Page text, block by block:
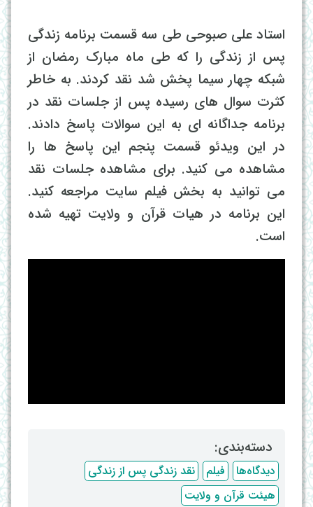
استاد علی صبوحی طی سه قسمت برنامه زندگی
پس از زندگی را که طی ماه مبارک رمضان از
شبکه چهار سیما پخش شد نقد کردند. به خاطر
کثرت سوال های رسیده پس از جلسات نقد در
برنامه جداگانه ای به این سوالات پاسخ دادند.
در این ویدئو قسمت پنجم این پاسخ ها را
مشاهده می کنید. برای مشاهده جلسات نقد
می توانید به بخش فیلم سایت مراجعه کنید.
این برنامه در هیات قرآن و ولایت تهیه شده
است.
دسته‌بندی: ‌
دیدگاه‌ها فیلم
نقد زندگی پس از زندگی
هیئت قرآن و ولایت